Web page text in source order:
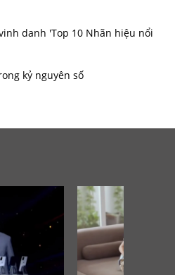
danh 'Top 10 Nhãn hiệu nổi
kỷ nguyên số